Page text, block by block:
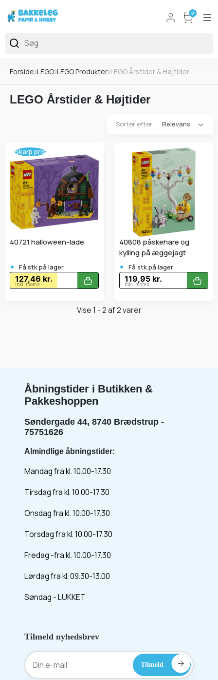
0
Forside LEGO LEGO Produkter LEGO Årstider & Højtider
LEGO Årstider & Højtider
Sorter efter
Skarp pris
40721 halloween-lade
• Få stk.på lager
127,46 kr.
Inkl. moms
40808 påskehare og
kylling på æggejagt
• Få stk.på lager
119,95 kr.
Inkl. moms
Vise 1 - 2 af 2 varer
Åbningstider i Butikken &
Pakkeshoppen
Søndergade 44, 8740 Brædstrup -
75751626
Almindlige åbningstider:
Mandag fra kl. 10.00-17.30
Tirsdag fra kl. 10.00-17.30
Onsdag fra kl. 10.00-17.30
Torsdag fra kl. 10.00-17.30
Fredag -fra kl. 10.00-17.30
Lørdag fra kl. 09.30-13.00
Søndag - LUKKET
Tilmeld nyhedsbrev